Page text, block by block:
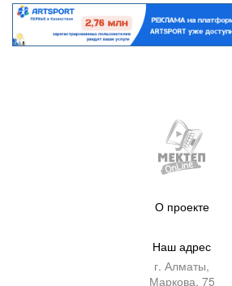
О проекте
Наш адрес
г. Алматы,
Маркова, 75